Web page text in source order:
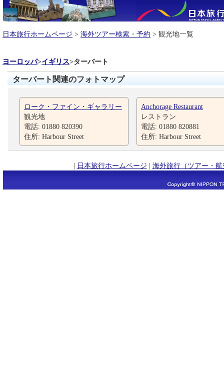
日本旅行ホームページ > 海外ツアー検索・予約 > 観光地一覧
ヨーロッパ>イギリス>ターバート
ターバート関連のフォトマップ
ローク・ファイン・ギャラリー
観光地
電話: 01880 820390
住所: Harbour Street
Anchorage Restaurant
レストラン
電話: 01880 820881
住所: Harbour Street
| 日本旅行ホームページ | 海外旅行（ツアー・航